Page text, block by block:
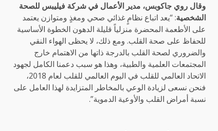
وقال روي جاكوبس، مدير الأعمال في شركة فيليبس للصحة
الشخصية: “يعد اتباع نظامٍ غذائي صحي ومغذٍ ومتوازن يعتمد
على الأطعمة المحضرة منزلياً قليلة الدهون الخطوة الأساسية
للحفاظ على صحة القلب. ومع ذلك، لا يحظى الهواء النقي
والضروري لصحة القلب بالدرجة ذاتها من الاهتمام خارج
المجتمعات العلمية والطبية، وهذا هو سبب دعمنا الكامل لجهود
الاتحاد العالمي للقلب في اليوم العالمي للقلب لعام 2018،
فنحن نسعى لزيادة الوعي بالمخاطر المتزايدة لهذا العامل على
نسبة أمراض القلب والأوعية الدموية”.